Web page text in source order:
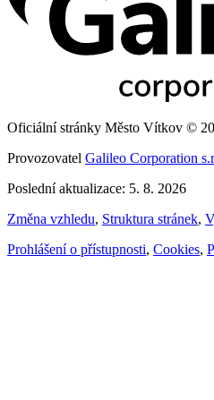
Oficiální stránky Město Vítkov ©
Provozovatel Galileo Corporation
Poslední aktualizace: 5. 8. 2026
Změna vzhledu, Struktura stránek,
Prohlášení o přístupnosti, Cookies,